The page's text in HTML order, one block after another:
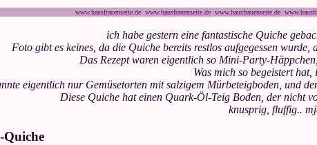
www.hausfrauenseite.de www.hausfrauenseite.de www.hausfrauenseite.de
ich habe gestern eine fantastische Quiche
Foto gibt es keines, da die Quiche bereits restlos aufgegessen
Das Rezept waren eigentlich so Mini-Party-
Was mich so begeistert hat,
eigentlich nur Gemüsetorten mit salzigem Mürbeteigboden, und
Diese Quiche hat einen Quark-Öl-Teig Boden, der nicht
knusprig, fluffig..
Quiche